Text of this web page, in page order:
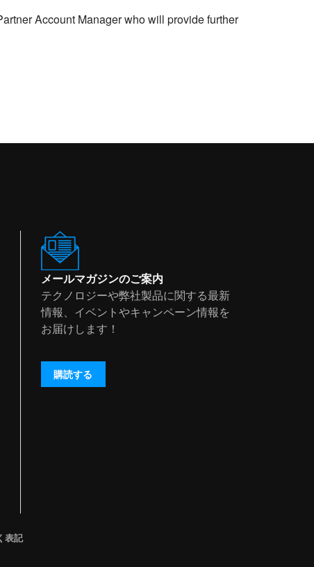
Account Manager who will provide further
メールマガジンのご案内
テクノロジーや弊社製品に関する最新
情報、イベントやキャンペーン情報を
お届けします！
購読する
表記